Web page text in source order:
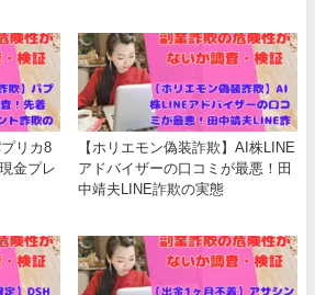
リカ8
金プレ
【ホリエモン偽装詐欺】AI株LINE
アドバイザーの口コミが最悪！田
中靖夫LINE詐欺の実態